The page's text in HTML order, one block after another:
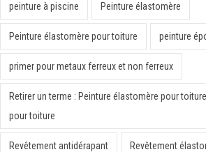
peinture à piscine Peinture élastomère
Peinture élastomère pour toiture peinture
primer pour metaux ferreux et non ferreux
Retirer un terme : Peinture élastomère pour
pour toiture
Revêtement antidérapant Revêtement